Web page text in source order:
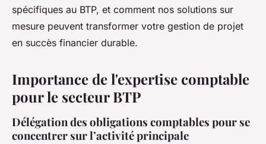
spécifiques au BTP, et comment nos solutions sur
mesure peuvent transformer votre gestion de projet
en succès financier durable.
Importance de l'expertise comptable
pour le secteur BTP
Délégation des obligations comptables pour se
concentrer sur l’activité principale